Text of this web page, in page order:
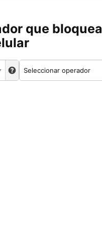
que bloquea
Seleccionar operador